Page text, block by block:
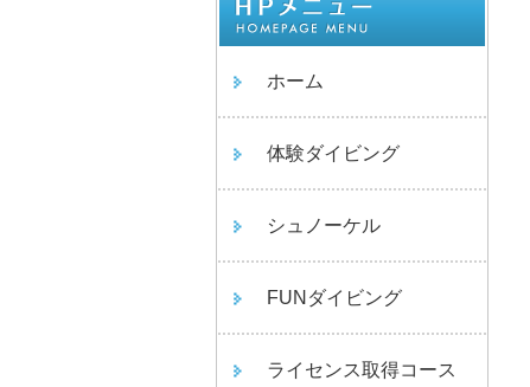
ホーム
体験ダイビング
シュノーケル
FUNダイビング
ライセンス取得コース